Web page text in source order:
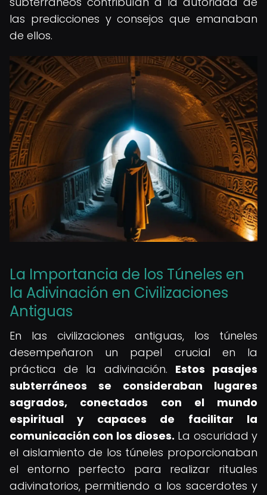
las predicciones y consejos que emanaban
de ellos.
La Importancia de los Túneles en
la Adivinación en Civilizaciones
Antiguas
En las civilizaciones antiguas, los túneles
desempeñaron un papel crucial en la
práctica de la adivinación. Estos pasajes
subterráneos se consideraban lugares
sagrados, conectados con el mundo
espiritual y capaces de facilitar la
comunicación con los dioses. La oscuridad y
el aislamiento de los túneles proporcionaban
el entorno perfecto para realizar rituales
adivinatorios, permitiendo a los sacerdotes y